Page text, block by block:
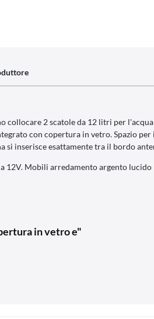
2 scatole da 12 litri per
con copertura in vetro. Spazio
si inserisce esattamente tra il bordo
12V. Mobili arredamento argento
in vetro e"